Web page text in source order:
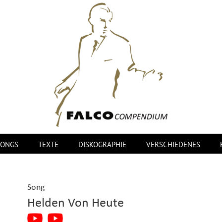
TEXTE DISKOGRAPHIE VERSCHIEDENES
Song
Helden Von Heute